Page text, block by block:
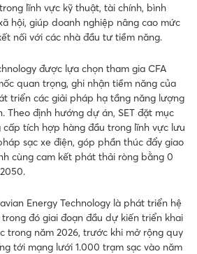
lĩnh vực kỹ thuật, tài chính, bình
hội, giúp doanh nghiệp nâng cao mức
nối với các nhà đầu tư tiềm năng.
được lựa chọn tham gia CFA
quan trọng, ghi nhận tiềm năng của
triển các giải pháp hạ tầng năng lượng
Theo định hướng dự án, SET đặt mục
tích hợp hàng đầu trong lĩnh vực lưu
sạc xe điện, góp phần thúc đẩy giao
cùng cam kết phát thải ròng bằng 0
Energy Technology là phát triển hệ
đó giai đoạn đầu dự kiến triển khai
trong năm 2026, trước khi mở rộng quy
tới mạng lưới 1.000 trạm sạc vào năm